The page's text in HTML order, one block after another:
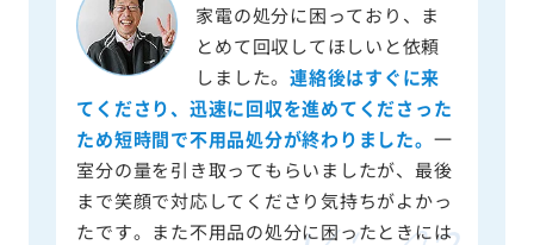
家電の処分に困っており、ま
とめて回収してほしいと依頼
しました。連絡後はすぐに来
てくださり、迅速に回収を進めてくださった
ため短時間で不用品処分が終わりました。 一
室分の量を引き取ってもらいましたが、最後
まで笑顔で対応してくださり気持ちがよかっ
たです。また不用品の処分に困ったときには